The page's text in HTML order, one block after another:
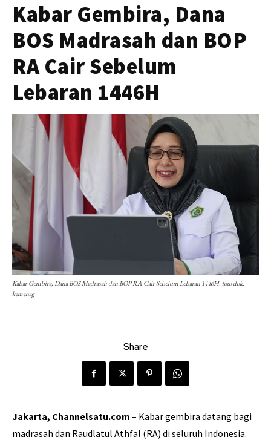
Kabar Gembira, Dana
BOS Madrasah dan BOP
RA Cair Sebelum
Lebaran 1446H
Kabar Gembira, Dana BOS Madrasah dan BOP RA Cair Sebelum Lebaran 1446H. foto dok.
kemenag
Share
Jakarta, Channelsatu.com – Kabar gembira datang bagi
madrasah dan Raudlatul Athfal (RA) di seluruh Indonesia.